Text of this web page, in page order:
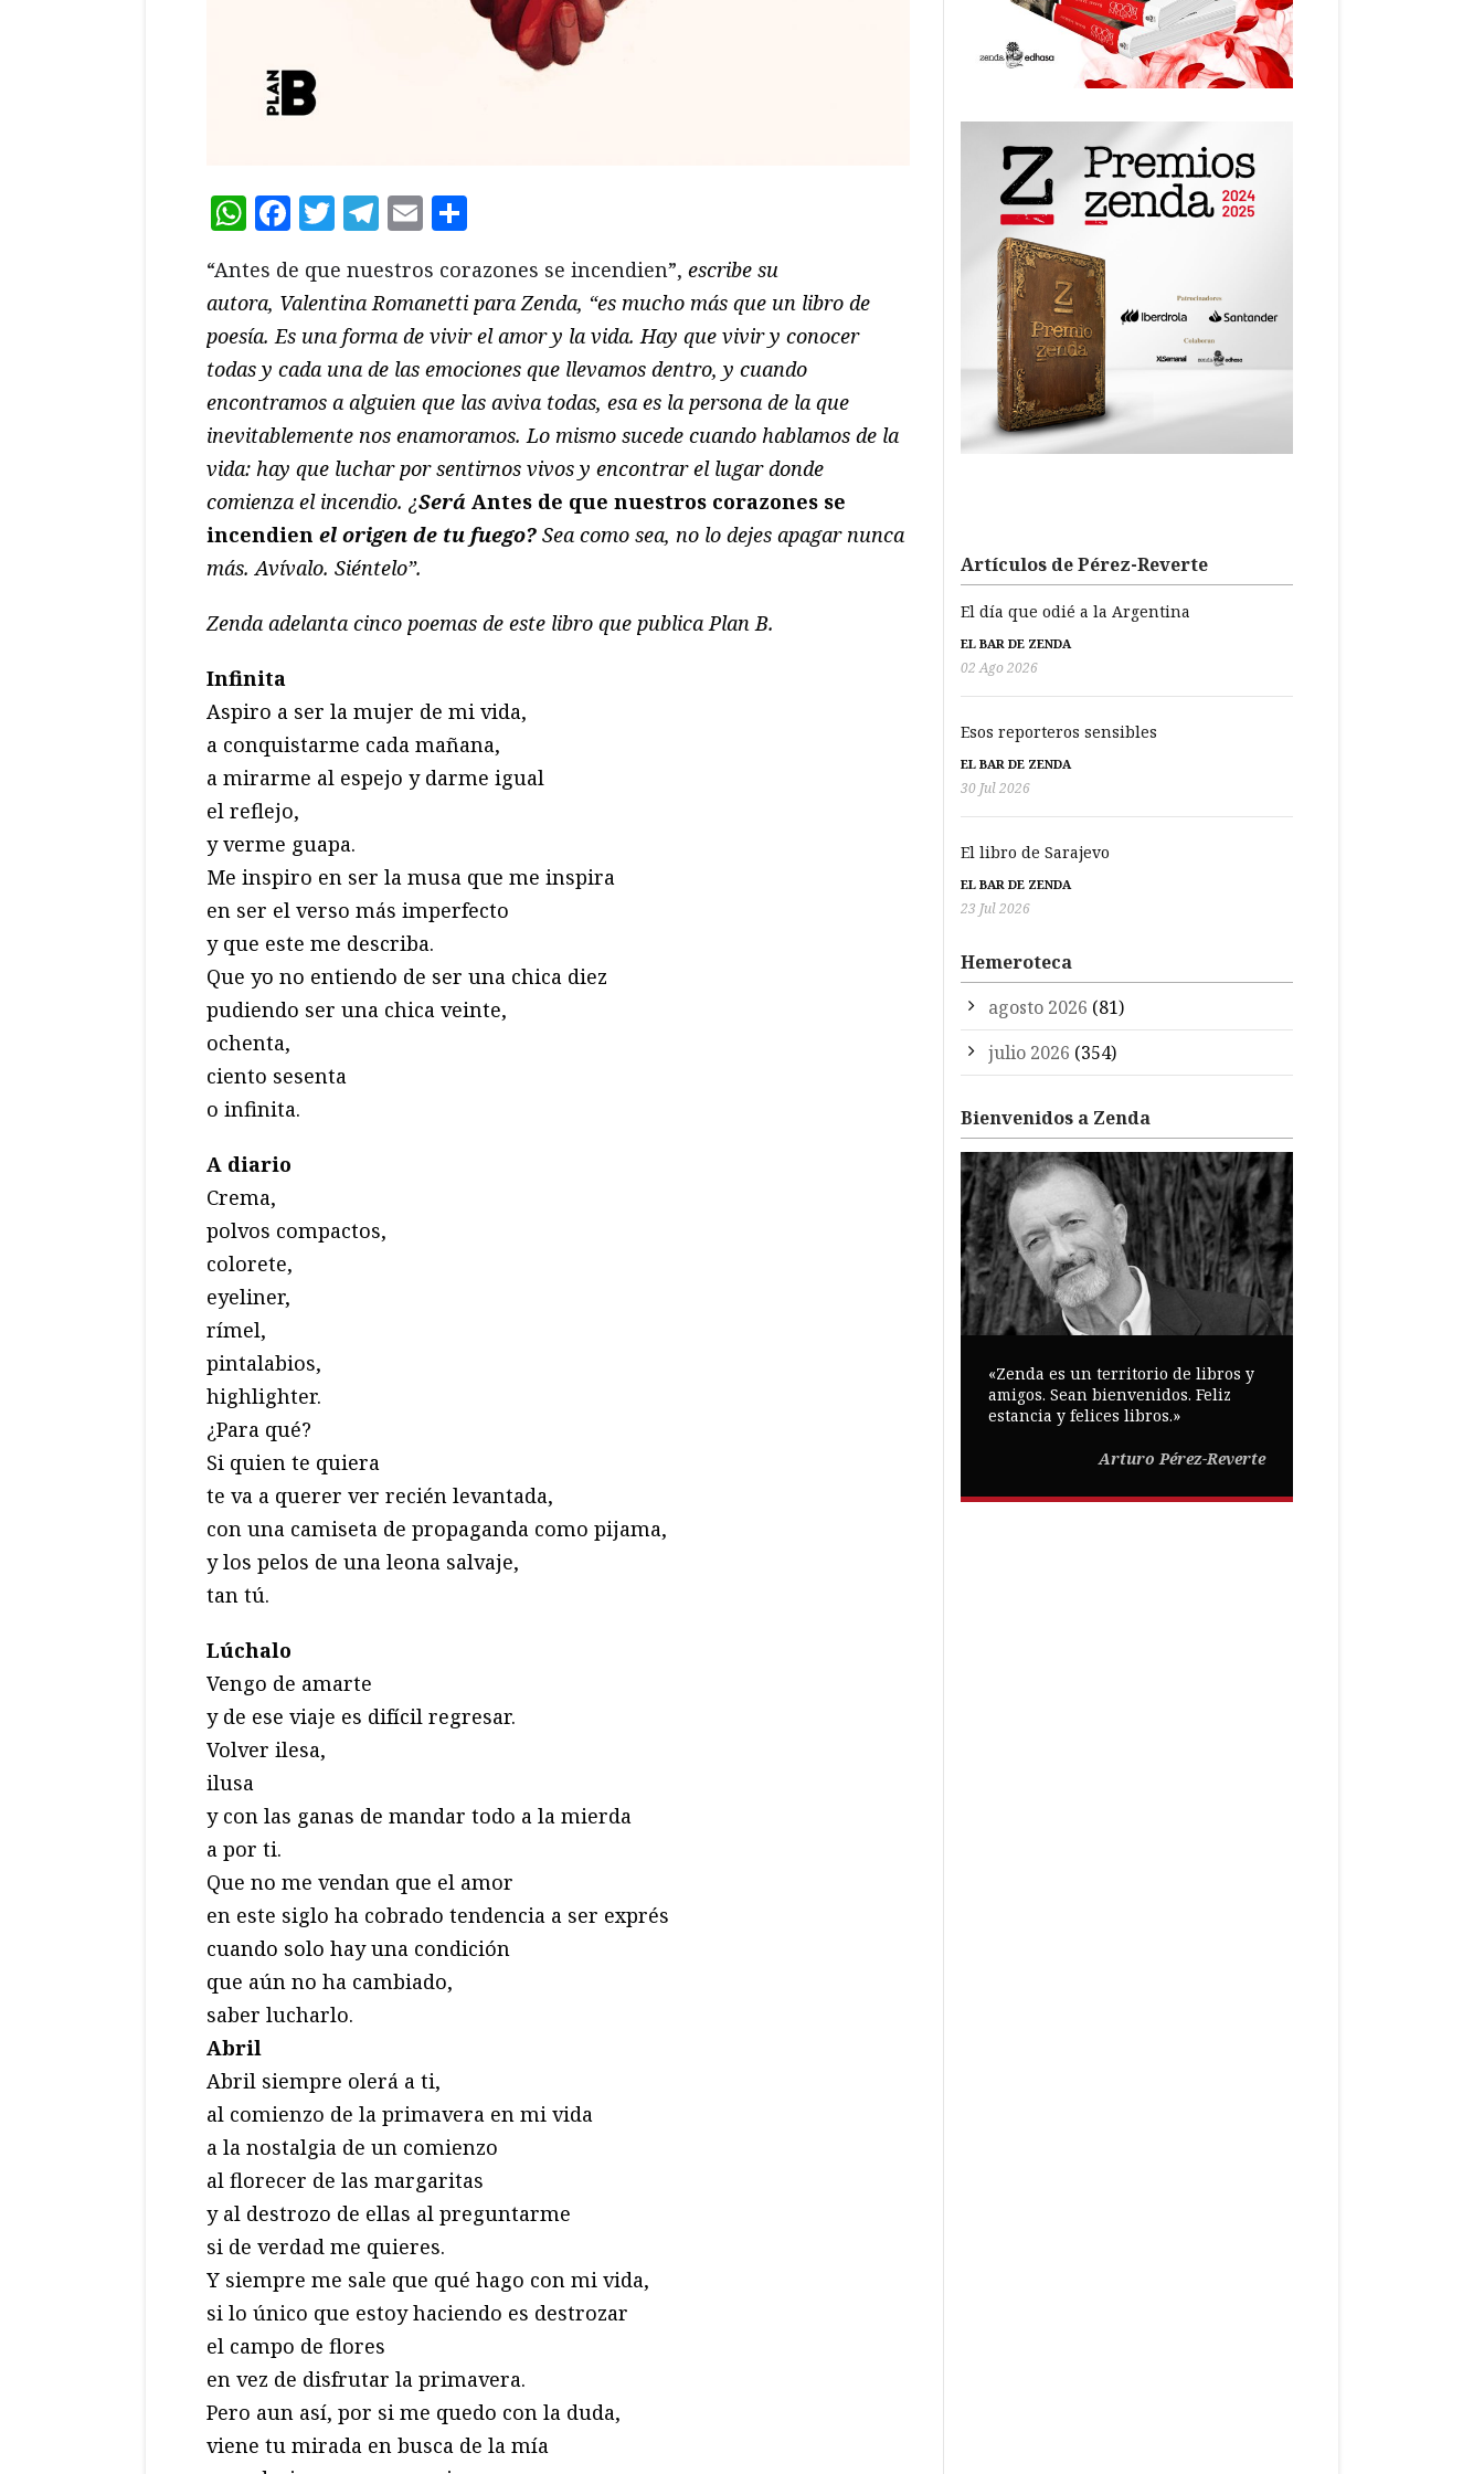
WhatsApp
Facebook
Twitter
Telegram
Email
“Antes de que nuestros corazones se incendien”, escribe su
autora, Valentina Romanetti para Zenda, “es mucho más que un libro de
poesía. Es una forma de vivir el amor y la vida. Hay que vivir y conocer
todas y cada una de las emociones que llevamos dentro, y cuando
encontramos a alguien que las aviva todas, esa es la persona de la que
inevitablemente nos enamoramos. Lo mismo sucede cuando hablamos de la
vida: hay que luchar por sentirnos vivos y encontrar el lugar donde
comienza el incendio. ¿Será Antes de que nuestros corazones se
incendien el origen de tu fuego? Sea como sea, no lo dejes apagar nunca
más. Avívalo. Siéntelo”.
Zenda adelanta cinco poemas de este libro que publica Plan B.
Infinita
Aspiro a ser la mujer de mi vida,
a conquistarme cada mañana,
a mirarme al espejo y darme igual
el reflejo,
y verme guapa.
Me inspiro en ser la musa que me inspira
en ser el verso más imperfecto
y que este me describa.
Que yo no entiendo de ser una chica diez
pudiendo ser una chica veinte,
ochenta,
ciento sesenta
o infinita.
A diario
Crema,
polvos compactos,
colorete,
eyeliner,
rímel,
pintalabios,
highlighter.
¿Para qué?
Si quien te quiera
te va a querer ver recién levantada,
con una camiseta de propaganda como pijama,
y los pelos de una leona salvaje,
tan tú.
Lúchalo
Vengo de amarte
y de ese viaje es difícil regresar.
Volver ilesa,
ilusa
y con las ganas de mandar todo a la mierda
a por ti.
Que no me vendan que el amor
en este siglo ha cobrado tendencia a ser exprés
cuando solo hay una condición
que aún no ha cambiado,
saber lucharlo.
Abril
Abril siempre olerá a ti,
al comienzo de la primavera en mi vida
a la nostalgia de un comienzo
al florecer de las margaritas
y al destrozo de ellas al preguntarme
si de verdad me quieres.
Y siempre me sale que qué hago con mi vida,
si lo único que estoy haciendo es destrozar
el campo de flores
en vez de disfrutar la primavera.
Pero aun así, por si me quedo con la duda,
viene tu mirada en busca de la mía
Artículos de Pérez-Reverte
El día que odié a la Argentina
EL BAR DE ZENDA
02 Ago 2026
Esos reporteros sensibles
EL BAR DE ZENDA
30 Jul 2026
El libro de Sarajevo
EL BAR DE ZENDA
23 Jul 2026
Hemeroteca
agosto 2026 (81)
julio 2026 (354)
Bienvenidos a Zenda
«Zenda es un territorio de libros y
amigos. Sean bienvenidos. Feliz
estancia y felices libros.»
Arturo Pérez-Reverte